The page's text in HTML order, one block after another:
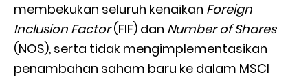
membekukan seluruh kenaikan Foreign
Inclusion Factor(FIF) dan Number of Shares
(NOS), serta tidak mengimplementasikan
penambahan saham baru ke dalam MSCI